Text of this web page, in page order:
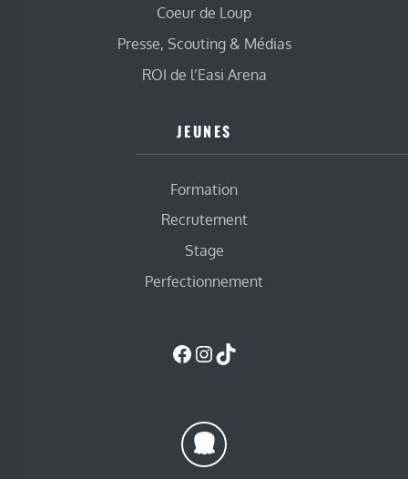
Coeur de Loup
Presse, Scouting & Médias
ROI de l’Easi Arena
JEUNES
Formation
Recrutement
Stage
Perfectionnement
Facebook
Instagram
TikTok